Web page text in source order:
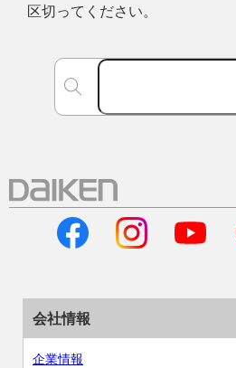
区切ってください。
会社情報
企業情報